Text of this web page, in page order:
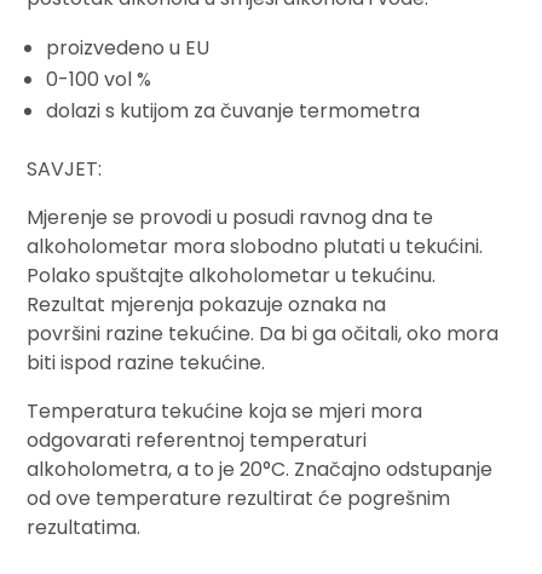
proizvedeno u EU
0-100 vol %
dolazi s kutijom za čuvanje termometra
SAVJET:
Mjerenje se provodi u posudi ravnog dna te
alkoholometar mora slobodno plutati u tekućini.
Polako spuštajte alkoholometar u tekućinu.
Rezultat mjerenja pokazuje oznaka na
površini razine tekućine. Da bi ga očitali, oko mora
biti ispod razine tekućine.
Temperatura tekućine koja se mjeri mora
odgovarati referentnoj temperaturi
alkoholometra, a to je 20°C. Značajno odstupanje
od ove temperature rezultirat će pogrešnim
rezultatima.